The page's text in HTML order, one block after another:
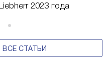
2023 года
СТАТЬИ